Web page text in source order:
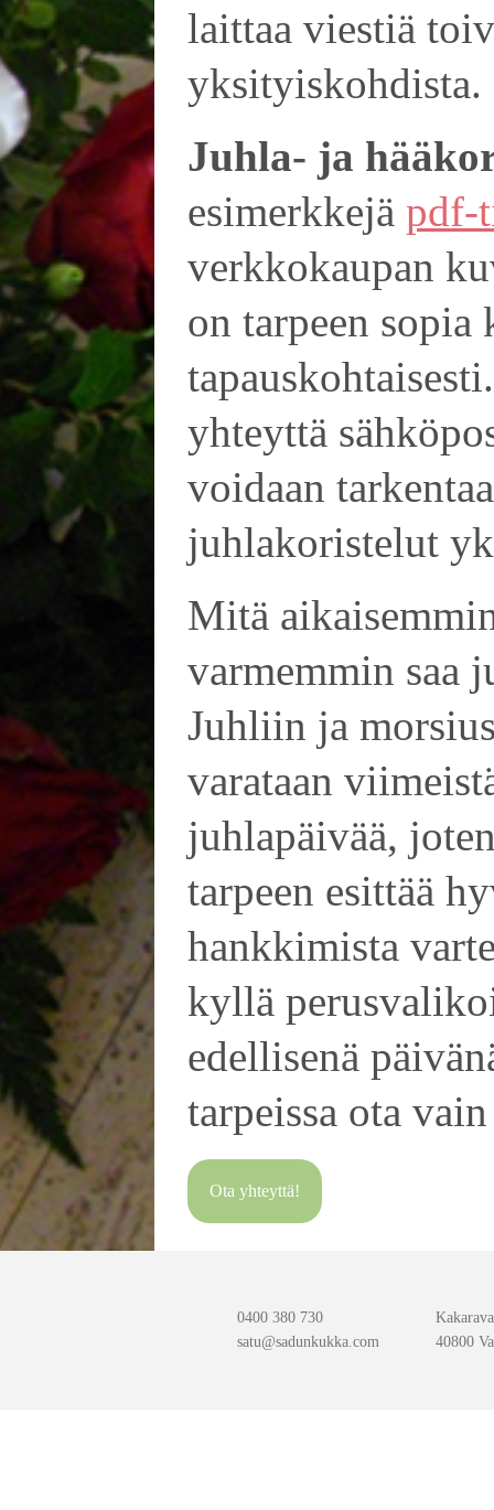
laittaa viestiä
yksityiskohdista.
Juhla- ja
esimerkkejä pdf-
verkkokaupan
on tarpeen
yhteyttä
voidaan
juhlakoristelut
Mitä
varmemmin saa
Juhliin ja
varataan
juhlapäivää,
tarpeen esittää
hankkimista
kyllä
edellisenä
tarpeissa ota
Ota yhteyttä!
0400 380 730
satu@sadunkukka.com
40800